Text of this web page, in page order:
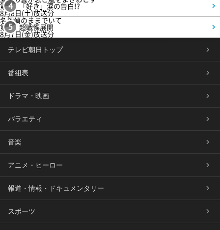
4
第5話 「好き」涙の告白!?
8月8日(土)放送分
5
名探偵のままでいて
第4話 超戦慄展開
8月7日(金)放送分
テレビ朝日トップ
番組表
ドラマ・映画
バラエティ
音楽
アニメ・ヒーロー
報道・情報・ドキュメンタリー
スポーツ